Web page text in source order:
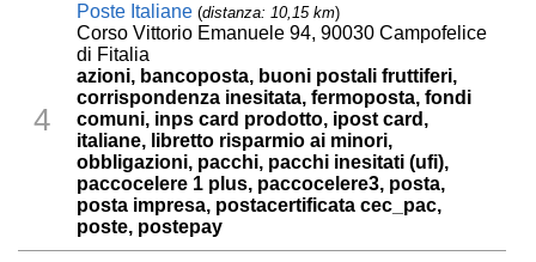
4
Poste Italiane (distanza: 10,15 km)
Corso Vittorio Emanuele 94, 90030 Campofelice
di Fitalia
azioni, bancoposta, buoni postali fruttiferi,
corrispondenza inesitata, fermoposta, fondi
comuni, inps card prodotto, ipost card,
italiane, libretto risparmio ai minori,
obbligazioni, pacchi, pacchi inesitati (ufi),
paccocelere 1 plus, paccocelere3, posta,
posta impresa, postacertificata cec_pac,
poste, postepay